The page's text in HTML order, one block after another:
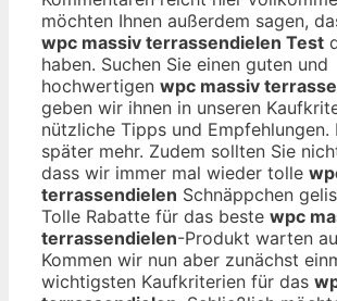
möchten Ihnen außerdem sagen,
wpc massiv terrassendielen Test
haben. Suchen Sie einen guten und
hochwertigen wpc massiv
geben wir ihnen in unseren
nützliche Tipps und Empfehlungen.
später mehr. Zudem sollten Sie
dass wir immer mal wieder tolle
terrassendielen Schnäppchen
Tolle Rabatte für das beste wpc
terrassendielen-Produkt warten
Kommen wir nun aber zunächst
wichtigsten Kaufkriterien für das